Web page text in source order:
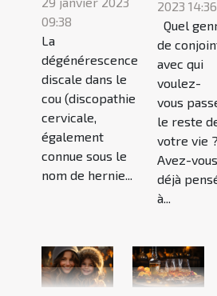
09:38
La
dégénérescence
discale dans le
cou (discopathie
cervicale,
également
connue sous le
nom de hernie...
2023 14:36
Quel
de
avec qui
voulez-
vous
le reste
votre vie ?
Avez-vous
déjà
à...